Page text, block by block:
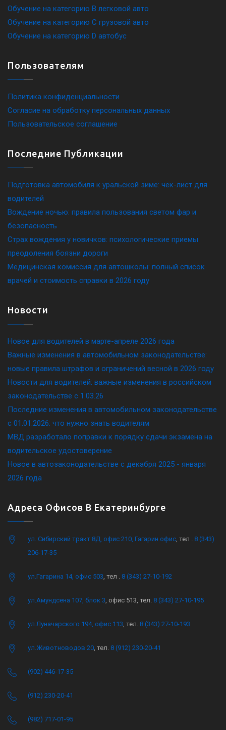
Обучение на категорию B легковой авто
Обучение на категорию C грузовой авто
Обучение на категорию D автобус
Пользователям
Политика конфиденциальности
Согласие на обработку персональных данных
Пользовательское соглашение
Последние Публикации
Подготовка автомобиля к уральской зиме: чек-лист для
водителей
Вождение ночью: правила пользования светом фар и
безопасность
Страх вождения у новичков: психологические приемы
преодоления боязни дороги
Медицинская комиссия для автошколы: полный список
врачей и стоимость справки в 2026 году
Новости
Новое для водителей в марте-апреле 2026 года
Важные изменения в автомобильном законодательстве:
новые правила штрафов и ограничений весной в 2026 году
Новости для водителей: важные изменения в российском
законодательстве c 1.03.26
Последние изменения в автомобильном законодательстве
c 01.01.2026: что нужно знать водителям
МВД разработало поправки к порядку сдачи экзамена на
водительское удостоверение
Новое в автозаконодательстве с декабря 2025 - января
2026 года
Адреса Офисов В Екатеринбурге
ул. Сибирский тракт 8Д, офис 210, Гагарин офис , тел . 8 (343)
206-17-35
ул.Гагарина 14, офис 503 , тел . 8 (343) 27-10-192
ул.Амундсена 107, блок 3 , офис 513, тел. 8 (343) 27-10-195
ул.Луначарского 194, офис 113 , тел. 8 (343) 27-10-193
ул.Животноводов 20 , тел. 8 (912) 230-20-41
(902) 446-17-35
(912) 230-20-41
(982) 717-01-95